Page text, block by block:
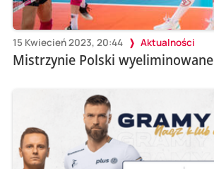
15 Kwiecień 2023, 20:44 Aktualności
Mistrzynie Polski wyeliminowane